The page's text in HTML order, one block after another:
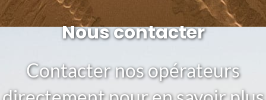
Nous contacter
Contacter nos opérateurs